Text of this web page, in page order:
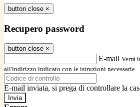
button close ×
Recupero password
button close ×
E-mail Verrà
all'indirizzo indicato con le istruzioni necessarie.
E-mail inviata, si prega di controllare la